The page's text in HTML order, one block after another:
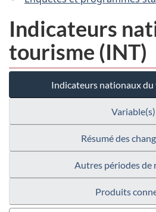
Indicateurs
tourisme (INT)
Indicateurs nationaux
Variable(s)
Résumé des
Autres périodes de
Produits